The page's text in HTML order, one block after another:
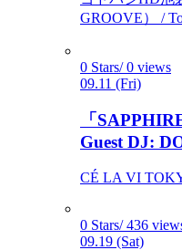
GROOVE） /
0 Stars/ 0 views
09.11 (Fri)
「
Guest DJ:
CÉ LA VI
0 Stars/ 436
09.19 (Sat)